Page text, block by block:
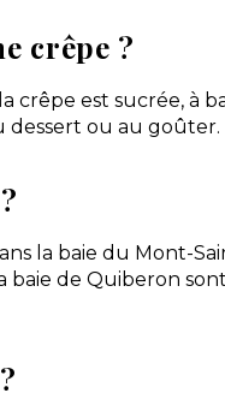
crêpe ?
crêpe est sucrée, à
dessert ou au goûter.
la baie du Mont-
baie de Quiberon